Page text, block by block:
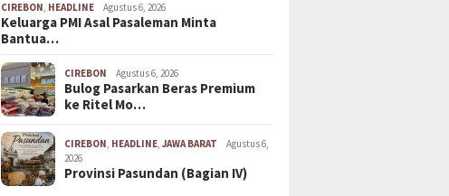
CIREBON, HEADLINE Agustus 6, 2026
Keluarga PMI Asal Pasaleman Minta
Bantua…
CIREBON Agustus 6, 2026
Bulog Pasarkan Beras Premium
ke Ritel Mo…
CIREBON, HEADLINE,JAWA BARAT
Agustus 6,
2026
Provinsi Pasundan (Bagian IV)